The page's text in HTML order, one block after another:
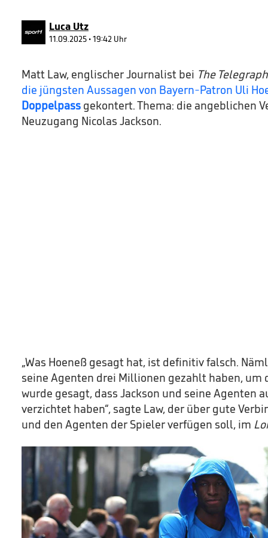
Luca Utz
11.09.2025 • 19:42 Uhr
Matt Law, englischer Journalist bei The Telegraph
die jüngsten Aussagen von Bayern-Patron Uli
Doppelpass gekontert. Thema: die angeblichen
Neuzugang Nicolas Jackson.
„Was Hoeneß gesagt hat, ist definitiv falsch.
seine Agenten drei Millionen gezahlt haben, um
wurde gesagt, dass Jackson und seine Agenten
verzichtet haben“, sagte Law, der über gute
und den Agenten der Spieler verfügen soll, im